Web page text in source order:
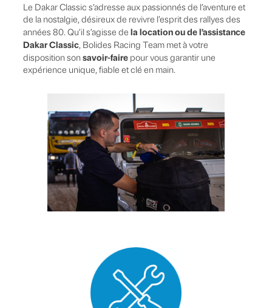
Le Dakar Classic s’adresse aux passionnés de l’aventure et
de la nostalgie, désireux de revivre l’esprit des rallyes des
années 80. Qu’il s’agisse de la location ou de l’assistance
Dakar Classic, Bolides Racing Team met à votre
disposition son savoir-faire pour vous garantir une
expérience unique, fiable et clé en main.